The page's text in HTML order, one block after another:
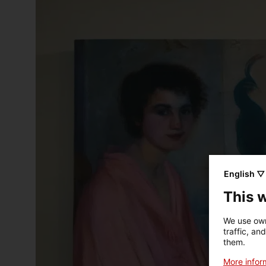
English ▽
This
We use
traffic,
them.
More